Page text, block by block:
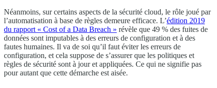
Néanmoins, sur certains aspects de la sécurité cloud, le rôle joué par
l’automatisation à base de règles demeure efficace. L’édition 2019
du rapport « Cost of a Data Breach » révèle que 49 % des fuites de
données sont imputables à des erreurs de configuration et à des
fautes humaines. Il va de soi qu’il faut éviter les erreurs de
configuration, et cela suppose de s’assurer que les politiques et
règles de sécurité sont à jour et appliquées. Ce qui ne signifie pas
pour autant que cette démarche est aisée.